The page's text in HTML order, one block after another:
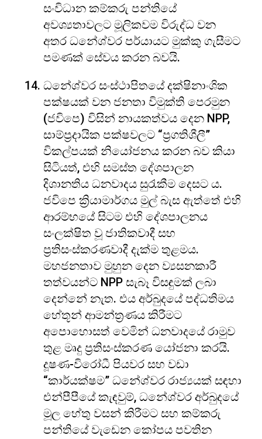
සංවිධාන කම්කරු පන්තියේ
අවශ්‍යතාවලට මූලිකවම විරුද්ධ වන
අතර ධනේශ්වර පර්යායට මුක්කු ගැසීමට
පමණක් සේවය කරන බවයි.
ධනේශ්වර සංස්ථාපිතයේ දක්ෂිනාංශික
පක්ෂයක් වන ජනතා විමුක්ති පෙරමුන
(ජවිපෙ) විසින් නායකත්වය දෙන NPP,
සාම්ප්‍රදායික පක්ෂවලට “ප්‍රගතිශීලී”
විකල්පයක් නියෝජනය කරන බව කියා
සිටියත්, එහි සමස්ත දේශපාලන
දිශානතිය ධනවාදය සුරැකීම දෙසට ය.
ජවිපෙ ක්‍රියාමාර්ගය මුල් බැස ඇත්තේ එහි
ආරම්භයේ සිටම එහි දේශපාලනය
සංලක්ෂිත වූ ජාතිකවාදී සහ
ප්‍රතිසංස්කරණවාදී දැක්ම තුළමය.
මහජනතාව මුහුන දෙන ව්‍යසනකාරී
තත්වයන්ට NPP සැබෑ විසඳුමක් ලබා
දෙන්නේ නැත. එය අර්බුදයේ පද්ධතිමය
හේතූන් ආමන්ත්‍රණය කිරීමට
අපොහොසත් වෙමින් ධනවාදයේ රාමුව
තුළ මෘදු ප්‍රතිසංස්කරණ යෝජනා කරයි.
දූෂණ-විරෝධී පියවර සහ වඩා
“කාර්යක්ෂම” ධනේශ්වර රාජ්‍යයක් සඳහා
එන්පීපීයේ කැඳවුම්, ධනේශ්වර අර්බුදයේ
මූල හේතු වසන් කිරීමට සහ කම්කරු
පන්තියේ වැඩෙන කෝපය පවතින